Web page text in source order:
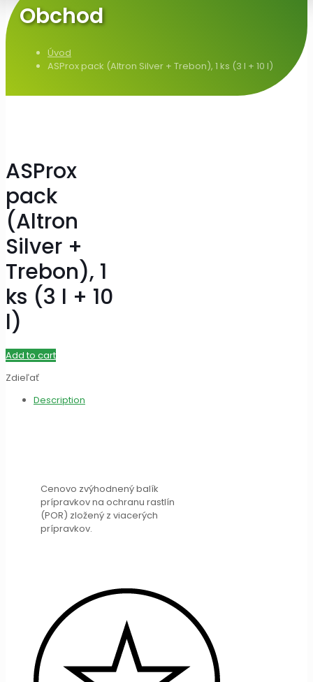
Obchod
Úvod
ASProx pack (Altron Silver + Trebon), 1 ks (3 l + 10 l)
ASProx
pack
(Altron
Silver +
Trebon), 1
ks (3 l + 10
l)
Add to cart
Zdieľať
Description
Cenovo zvýhodnený balík
prípravkov na ochranu rastlín
(POR) zložený z viacerých
prípravkov.